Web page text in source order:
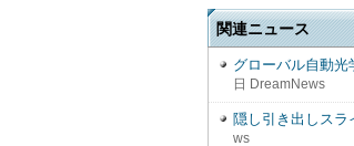
関連ニュース
グローバル自動光
日 DreamNews
隠し引き出しス
ws